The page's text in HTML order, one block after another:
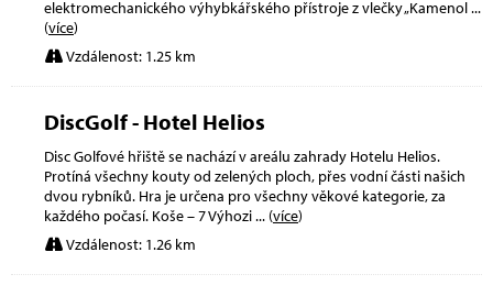
elektromechanického výhybkářského přístroje z vlečky „Kamenol...
(více)
Vzdálenost: 1.25 km
DiscGolf - Hotel Helios
Disc Golfové hřiště se nachází v areálu zahrady Hotelu Helios.
Protíná všechny kouty od zelených ploch, přes vodní části našich
dvou rybníků. Hra je určena pro všechny věkové kategorie, za
každého počasí. Koše – 7 Výhozi... (více)
Vzdálenost: 1.26 km